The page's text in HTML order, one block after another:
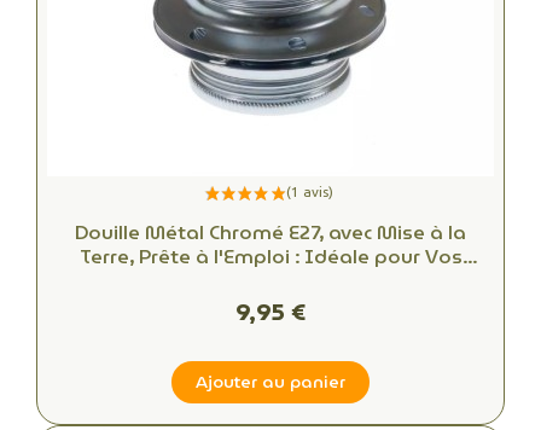
Douille Métal Chromé E27, avec Mise à la
Terre, Prête à l'Emploi : Idéale pour Vos
9,95 €
Ajouter au panier